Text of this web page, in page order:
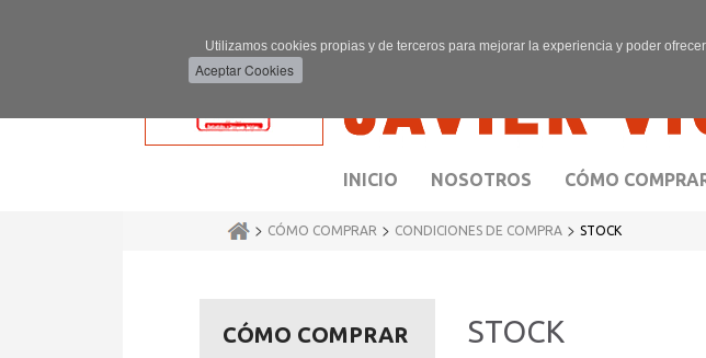
Utilizamos cookies propias y de terceros para mejorar la experiencia y poder
INICIO NOSOTROS CÓMO
> CÓMO COMPRAR > CONDICIONES DE COMPRA > STOCK
STOCK
CÓMO COMPRAR